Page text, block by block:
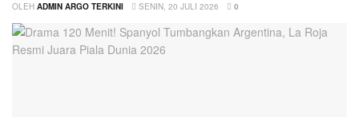
OLEH ADMIN ARGO TERKINI SENIN, 20 JULI 2026 0